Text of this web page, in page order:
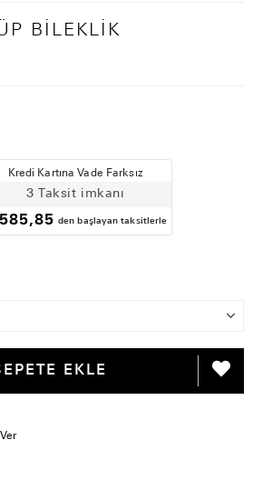
BILEKLIK
Kredi Kartına Vade Farksız
3 Taksit imkanı
den başlayan taksitlerle